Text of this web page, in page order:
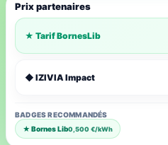
Prix partenaires
★ Tarif BornesLib
◆ IZIVIA Impact
BADGES RECOMMANDÉS
★ Bornes Lib0,500 €/kWh